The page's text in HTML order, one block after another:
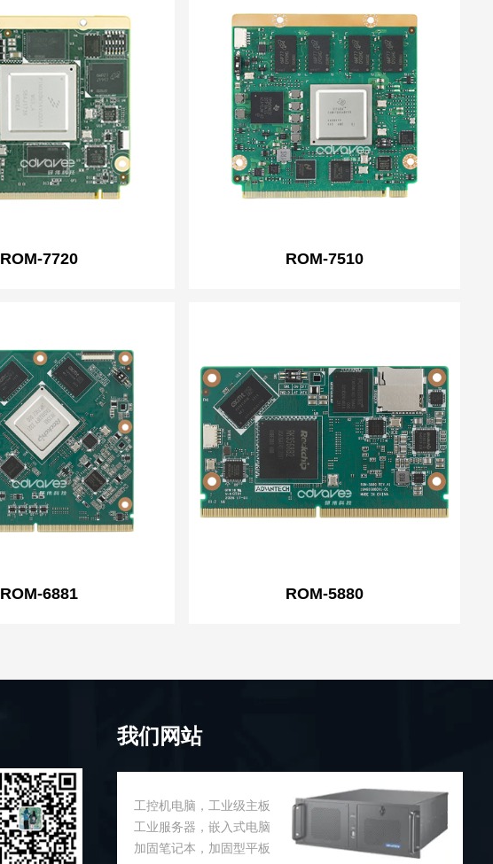
ROM-7720 ROM-7510
ROM-6881 ROM-5880
我们网站
工控机电脑，工业级主板
工业服务器，嵌入式电脑
加固笔记本，加固型平板